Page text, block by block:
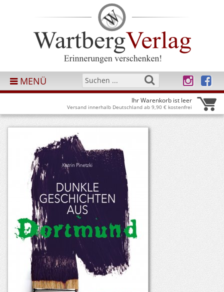
MENÜ
Ihr Warenkorb ist leer
Versand innerhalb Deutschland ab 9,90 € kostenfrei